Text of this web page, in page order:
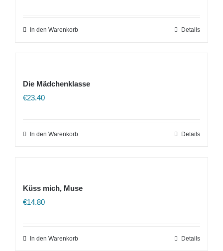
In den Warenkorb Details
Die Mädchenklasse
€23.40
In den Warenkorb Details
Küss mich, Muse
€14.80
In den Warenkorb Details